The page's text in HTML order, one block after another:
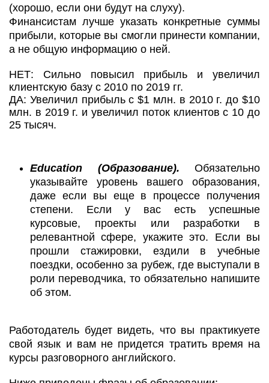
(хорошо, если они будут на слуху).
Финансистам лучше указать конкретные суммы
прибыли, которые вы смогли принести компании,
а не общую информацию о ней.
НЕТ: Сильно повысил прибыль и увеличил
клиентскую базу с 2010 по 2019 гг.
ДА: Увеличил прибыль с $1 млн. в 2010 г. до $10
млн. в 2019 г. и увеличил поток клиентов с 10 до
25 тысяч.
Education (Образование). Обязательно
указывайте уровень вашего образования,
даже если вы еще в процессе получения
степени. Если у вас есть успешные
курсовые, проекты или разработки в
релевантной сфере, укажите это. Если вы
прошли стажировки, ездили в учебные
поездки, особенно за рубеж, где выступали в
роли переводчика, то обязательно напишите
об этом.
Работодатель будет видеть, что вы практикуете
свой язык и вам не придется тратить время на
курсы разговорного английского.